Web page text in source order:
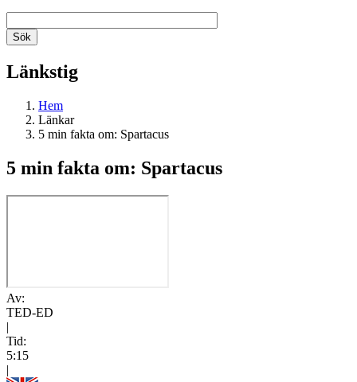
Länkstig
Hem
Länkar
5 min fakta om: Spartacus
5 min fakta om: Spartacus
Av:
TED-ED
|
Tid:
5:15
|